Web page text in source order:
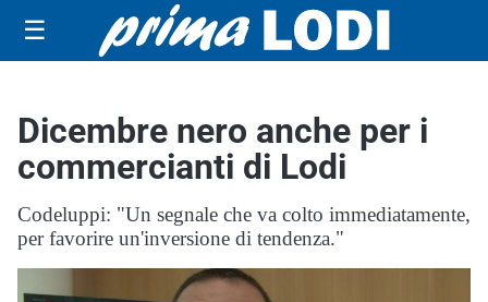
☰
Dicembre nero anche per i
commercianti di Lodi
Codeluppi: "Un segnale che va colto immediatamente,
per favorire un'inversione di tendenza."